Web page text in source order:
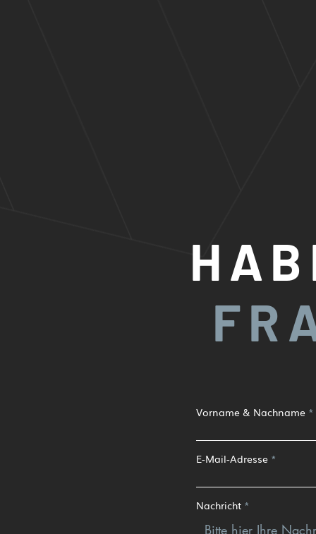
Vorname & Nachname
E-Mail-Adresse
Nachricht